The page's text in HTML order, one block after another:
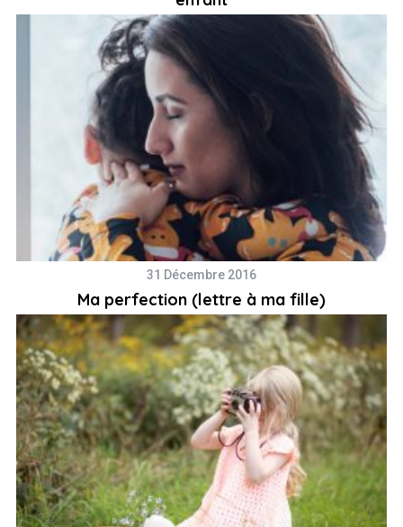
31 Décembre 2016
Ma perfection (lettre à ma fille)